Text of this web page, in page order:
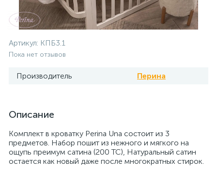
Артикул: КПБ3.1
Пока нет отзывов
Производитель Перина
Описание
Комплект в кроватку Perina Una состоит из 3
предметов. Набор пошит из нежного и мягкого на
ощупь преимум сатина (200 ТС), Натуральный сатин
остается как новый даже после многократных стирок.